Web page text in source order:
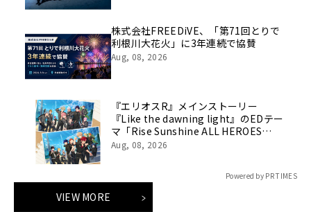
株式会社FREEDiVE、「第71回とりで
利根川大花火」に3年連続で協賛
Aug, 08, 2026
『エリオスR』メインストーリー
『Like the dawning light』のEDテー
マ「Rise Sunshine ALL HEROES
Ver.」がフルサイズ配信決定！
Aug, 08, 2026
Powered by PR TIMES
VIEW MORE